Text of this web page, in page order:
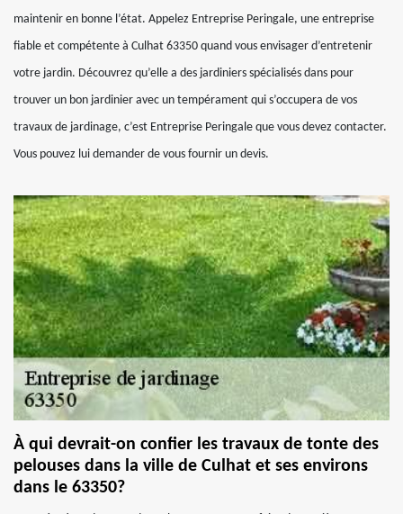
maintenir en bonne l’état. Appelez Entreprise Peringale, une entreprise
fiable et compétente à Culhat 63350 quand vous envisager d’entretenir
votre jardin. Découvrez qu’elle a des jardiniers spécialisés dans pour
trouver un bon jardinier avec un tempérament qui s’occupera de vos
travaux de jardinage, c’est Entreprise Peringale que vous devez contacter.
Vous pouvez lui demander de vous fournir un devis.
À qui devrait-on confier les travaux de tonte des
pelouses dans la ville de Culhat et ses environs
dans le 63350?